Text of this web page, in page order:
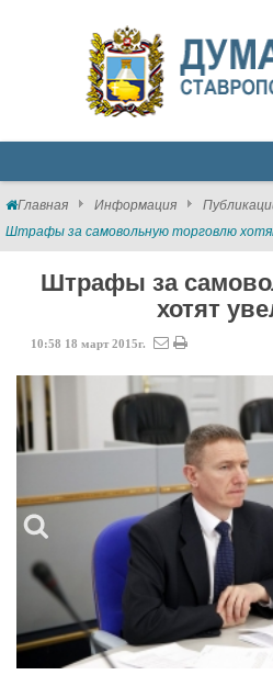
Главная Информация
Штрафы за самовольную торговлю
Штрафы за
хотят
10:58 18 март 2015г.